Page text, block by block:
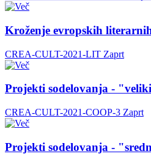
Kroženje evropskih
CREA-CULT-2021-LIT Zaprt
Projekti sodelovanja -
CREA-CULT-2021-COOP-3 Zaprt
Projekti sodelovanja -